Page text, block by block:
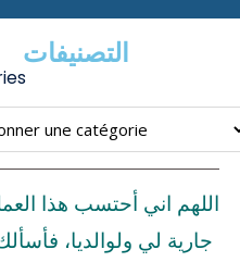
التصنيفات
اللهم اني أحتسب هذا
جارية لي ولوالديا،